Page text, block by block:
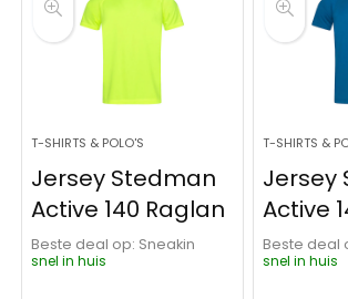
T-SHIRTS & POLO'S
Jersey Stedman
Active 140 Raglan
Beste deal op:
Sneakin
snel in huis
T-SHIRTS &
Jersey
Active
Beste deal
snel in huis